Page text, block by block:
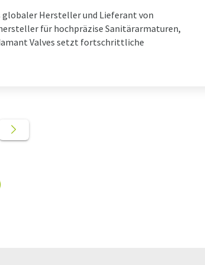
globaler Hersteller und Lieferant von
für hochpräzise Sanitärarmaturen,
Valves setzt fortschrittliche